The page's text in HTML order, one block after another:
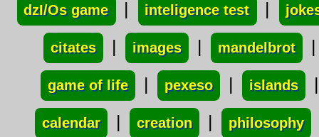
dzI/Os game | inteligence test |
citates | images | mandelbrot |
game of life | pexeso | islands |
calendar | creation | philosophy